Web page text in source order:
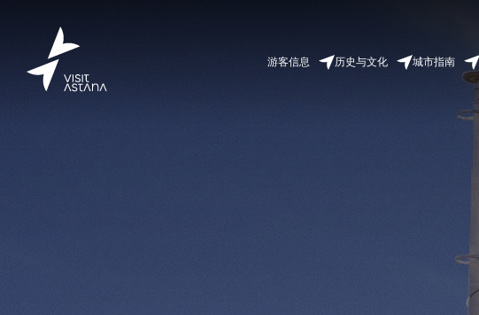
游客信息 历史与文化 城市指南